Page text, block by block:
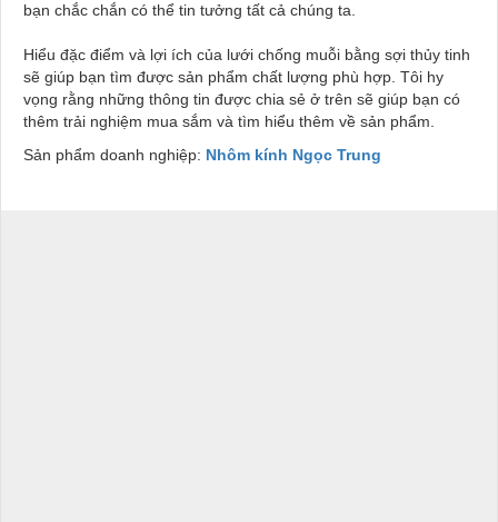
bạn chắc chắn có thể tin tưởng tất cả chúng ta.
Hiểu đặc điểm và lợi ích của lưới chống muỗi bằng sợi thủy tinh
sẽ giúp bạn tìm được sản phẩm chất lượng phù hợp. Tôi hy
vọng rằng những thông tin được chia sẻ ở trên sẽ giúp bạn có
thêm trải nghiệm mua sắm và tìm hiểu thêm về sản phẩm.
Sản phẩm doanh nghiệp: Nhôm kính Ngọc Trung